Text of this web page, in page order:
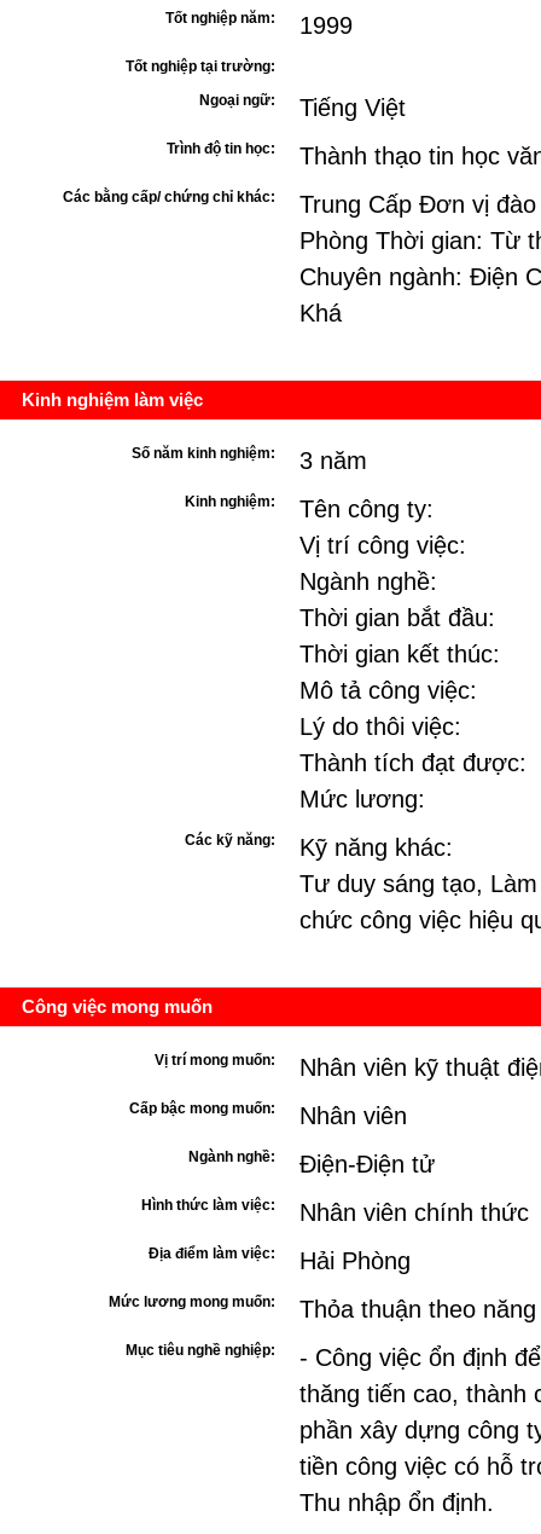
Tốt nghiệp năm: 1999
Tốt nghiệp tại trường:
Ngoại ngữ:
Tiếng Việt
Trình độ tin học: Thành thạo tin học
Các bằng cấp/ chứng chỉ khác:
Trung Cấp Đơn vị
Phòng Thời gian: Từ
Chuyên ngành: Điện
Khá
Kinh nghiệm làm việc
Số năm kinh nghiệm: 3 năm
Kinh nghiệm:
Tên công ty:
Vị trí công việc:
Ngành nghề:
Thời gian bắt đầu:
Thời gian kết thúc:
Mô tả công việc:
Lý do thôi việc:
Thành tích đạt được:
Mức lương:
Các kỹ năng:
Kỹ năng khác:
Tư duy sáng tạo,
chức công việc hiệu
Công việc mong muốn
Vị trí mong muốn: Nhân viên kỹ thuật
Cấp bậc mong muốn: Nhân viên
Ngành nghề: Điện-Điện tử
Hình thức làm việc: Nhân viên chính thức
Địa điểm làm việc: Hải Phòng
Mức lương mong muốn: Thỏa thuận theo
Mục tiêu nghề nghiệp:
- Công việc ổn định
thăng tiến cao, thành
phần xây dựng công
tiền công việc có hỗ
Thu nhập ổn định.